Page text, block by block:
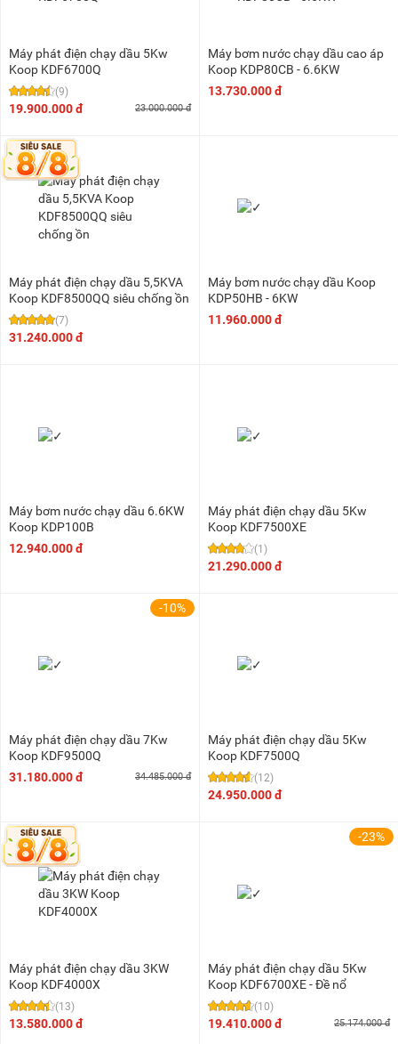
Máy phát điện chạy dầu 5Kw
Koop KDF6700Q
(9)
19.900.000 đ 23.000.000 đ
Máy bơm nước chạy dầu cao áp
Koop KDP80CB - 6.6KW
13.730.000 đ
Máy phát điện chạy dầu 5,5KVA
Koop KDF8500QQ siêu chống ồn
(7)
31.240.000 đ
Máy bơm nước chạy dầu Koop
KDP50HB - 6KW
11.960.000 đ
Máy bơm nước chạy dầu 6.6KW
Koop KDP100B
12.940.000 đ
Máy phát điện chạy dầu 5Kw
Koop KDF7500XE
(1)
21.290.000 đ
-10%
Máy phát điện chạy dầu 7Kw
Koop KDF9500Q
31.180.000 đ
34.485.000 đ
Máy phát điện chạy dầu 5Kw
Koop KDF7500Q
(12)
24.950.000 đ
Máy phát điện chạy dầu 3KW
Koop KDF4000X
(13)
13.580.000 đ
-23%
Máy phát điện chạy dầu 5Kw
Koop KDF6700XE - Đề nổ
(10)
19.410.000 đ 25.174.000 đ